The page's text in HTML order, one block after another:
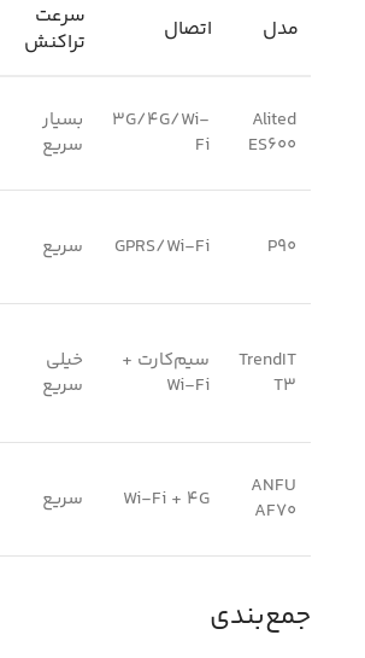
مدل اتصال
سرعت
تراکنش
Alited
ES600
3G/4G/Wi-
Fi
بسیار
سریع
P90
GPRS/Wi-Fi سریع
TrendIT
T3
سیم‌کارت +
Wi-Fi
خیلی
سریع
ANFU
AF70
Wi-Fi + 4G سریع
جمع‌بندی